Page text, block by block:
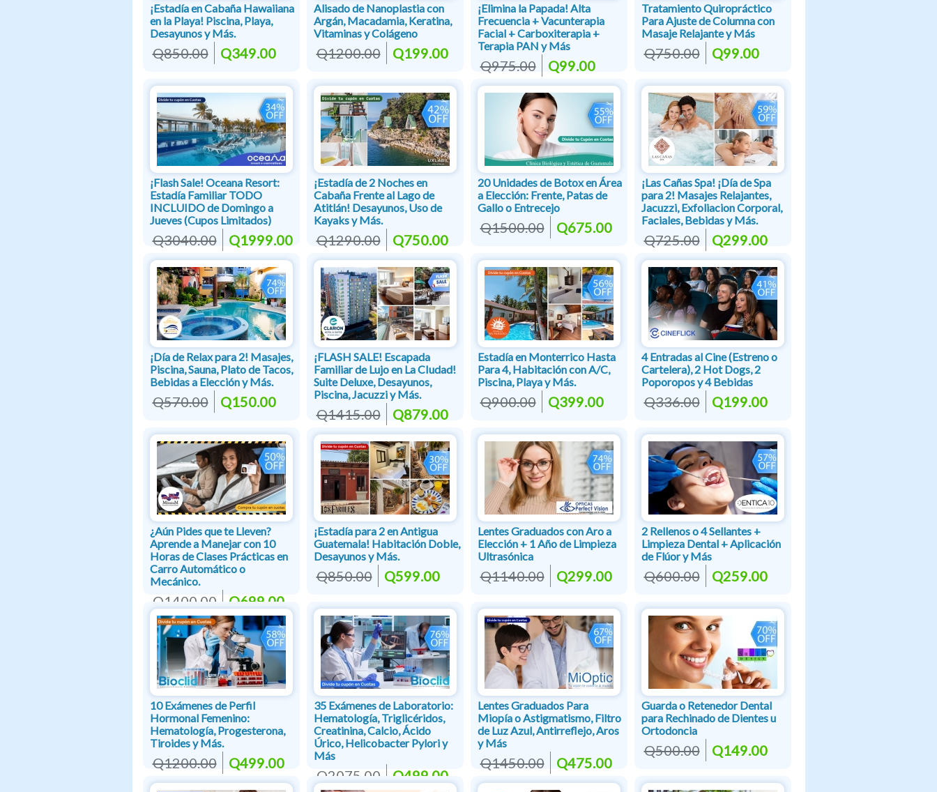
¡Estadía en Cabaña Hawaiiana
en la Playa! Piscina, Playa,
Desayunos y Más.
Q850.00 Q349.00
Alisado de Nanoplastia con
Argán, Macadamia, Keratina,
Vitaminas y Colágeno
Q1200.00 Q199.00
¡Elimina la Papada! Alta
Frecuencia + Vacunterapia
Facial + Carboxiterapia +
Terapia PAN y Más
Q975.00 Q99.00
Tratamiento Quiropráctico
Para Ajuste de Columna con
Masaje Relajante y Más
Q750.00 Q99.00
¡Flash Sale! Oceana Resort:
Estadía Familiar TODO
INCLUIDO de Domingo a
Jueves (Cupos Limitados)
Q3040.00 Q1999.00
¡Estadía de 2 Noches en
Cabaña Frente al Lago de
Atitlán! Desayunos, Uso de
Kayaks y Más.
Q1290.00 Q750.00
20 Unidades de Botox en Área
a Elección: Frente, Patas de
Gallo o Entrecejo
Q1500.00 Q675.00
¡Las Cañas Spa! ¡Día de Spa
para 2! Masajes Relajantes,
Jacuzzi, Exfoliacion Corporal,
Faciales, Bebidas y Más.
Q725.00 Q299.00
¡Día de Relax para 2! Masajes,
Piscina, Sauna, Plato de Tacos,
Bebidas a Elección y Más.
Q570.00 Q150.00
¡FLASH SALE! Escapada
Familiar de Lujo en La CIudad!
Suite Deluxe, Desayunos,
Piscina, Jacuzzi y Más.
Q1415.00 Q879.00
Estadía en Monterrico Hasta
Para 4, Habitación con A/C,
Piscina, Playa y Más.
Q900.00 Q399.00
4 Entradas al Cine (Estreno o
Cartelera), 2 Hot Dogs, 2
Poporopos y 4 Bebidas
Q336.00 Q199.00
¿Aún Pides que te Lleven?
Aprende a Manejar con 10
Horas de Clases Prácticas en
Carro Automático o
Mecánico.
Q1400.00 Q699.00
¡Estadía para 2 en Antigua
Guatemala! Habitación Doble,
Desayunos y Más.
Q850.00 Q599.00
Lentes Graduados con Aro a
Elección + 1 Año de Limpieza
Ultrasónica
Q1140.00 Q299.00
2 Rellenos o 4 Sellantes +
Limpieza Dental + Aplicación
de Flúor y Más
Q600.00 Q259.00
10 Exámenes de Perfil
Hormonal Femenino:
Hematología, Progesterona,
Tiroides y Más.
Q1200.00 Q499.00
35 Exámenes de Laboratorio:
Hematología, Triglicéridos,
Creatinina, Calcio, Ácido
Úrico, Helicobacter Pylori y
Más
Q2075.00 Q499.00
Lentes Graduados Para
Miopía o Astigmatismo, Filtro
de Luz Azul, Antirreflejo, Aros
y Más
Q1450.00 Q475.00
Guarda o Retenedor Dental
para Rechinado de Dientes u
Ortodoncia
Q500.00 Q149.00